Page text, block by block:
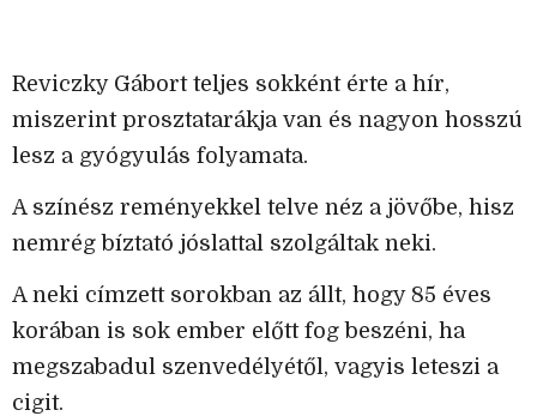
Reviczky Gábort teljes sokként érte a hír,
miszerint prosztatarákja van és nagyon hosszú
lesz a gyógyulás folyamata.
A színész reményekkel telve néz a jövőbe, hisz
nemrég bíztató jóslattal szolgáltak neki.
A neki címzett sorokban az állt, hogy 85 éves
korában is sok ember előtt fog beszéni, ha
megszabadul szenvedélyétől, vagyis leteszi a
cigit.